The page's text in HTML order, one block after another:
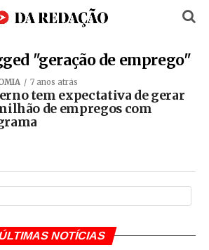
"geração de emprego"
7 anos atrás
tem expectativa de gerar
de empregos com
NOTÍCIAS